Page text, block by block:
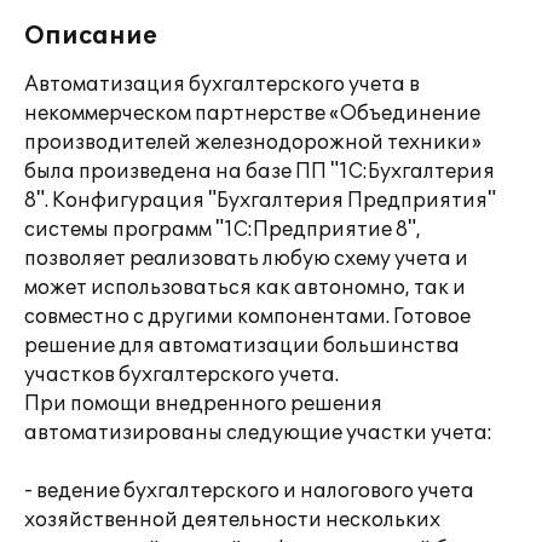
Описание
Автоматизация бухгалтерского учета в
некоммерческом партнерстве «Объединение
производителей железнодорожной техники»
была произведена на базе ПП "1С:Бухгалтерия
8". Конфигурация "Бухгалтерия Предприятия"
системы программ "1С:Предприятие 8",
позволяет реализовать любую схему учета и
может использоваться как автономно, так и
совместно с другими компонентами. Готовое
решение для автоматизации большинства
участков бухгалтерского учета.
При помощи внедренного решения
автоматизированы следующие участки учета:
- ведение бухгалтерского и налогового учета
хозяйственной деятельности нескольких